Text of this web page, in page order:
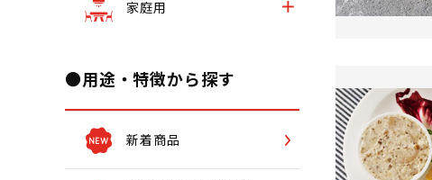
家庭用
●用途・特徴から探す
新着商品